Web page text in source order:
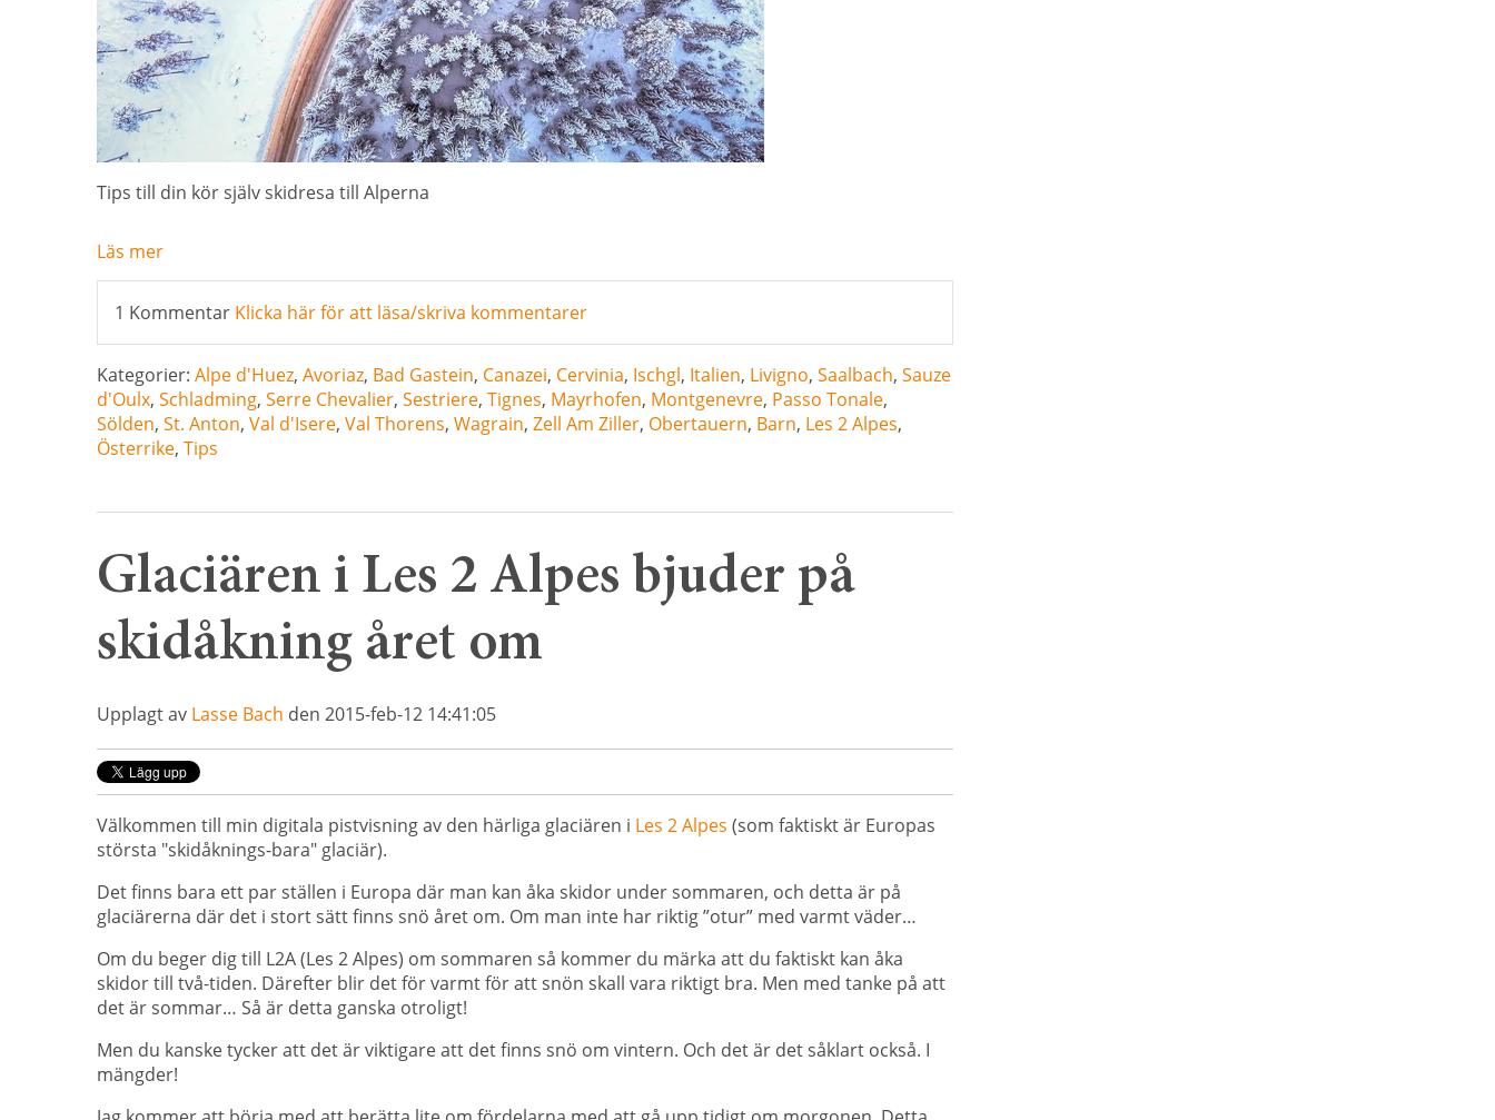
Tips till din kör själv skidresa till Alperna
Läs mer
1 Kommentar Klicka här för att läsa/skriva kommentarer
Kategorier: Alpe d'Huez, Avoriaz, Bad Gastein, Canazei, Cervinia, Ischgl, Italien, Livigno, Saalbach, Sauze
d'Oulx, Schladming, Serre Chevalier, Sestriere, Tignes, Mayrhofen, Montgenevre, Passo Tonale,
Sölden, St. Anton, Val d'Isere, Val Thorens, Wagrain, Zell Am Ziller, Obertauern, Barn, Les 2 Alpes,
Österrike, Tips
Glaciären i Les 2 Alpes bjuder på
skidåkning året om
Upplagt av Lasse Bach den 2015-feb-12 14:41:05
Välkommen till min digitala pistvisning av den härliga glaciären i Les 2 Alpes (som faktiskt är Europas
största "skidåknings-bara" glaciär).
Det finns bara ett par ställen i Europa där man kan åka skidor under sommaren, och detta är på
glaciärerna där det i stort sätt finns snö året om. Om man inte har riktig ”otur” med varmt väder…
Om du beger dig till L2A (Les 2 Alpes) om sommaren så kommer du märka att du faktiskt kan åka
skidor till två-tiden. Därefter blir det för varmt för att snön skall vara riktigt bra. Men med tanke på att
det är sommar… Så är detta ganska otroligt!
Men du kanske tycker att det är viktigare att det finns snö om vintern. Och det är det såklart också. I
mängder!